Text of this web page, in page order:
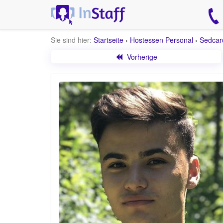
Sie sind hier: Startseite › Hostessen Personal ›
Vorherige